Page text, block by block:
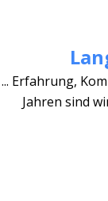
... Erfahrung,
Jahren sind